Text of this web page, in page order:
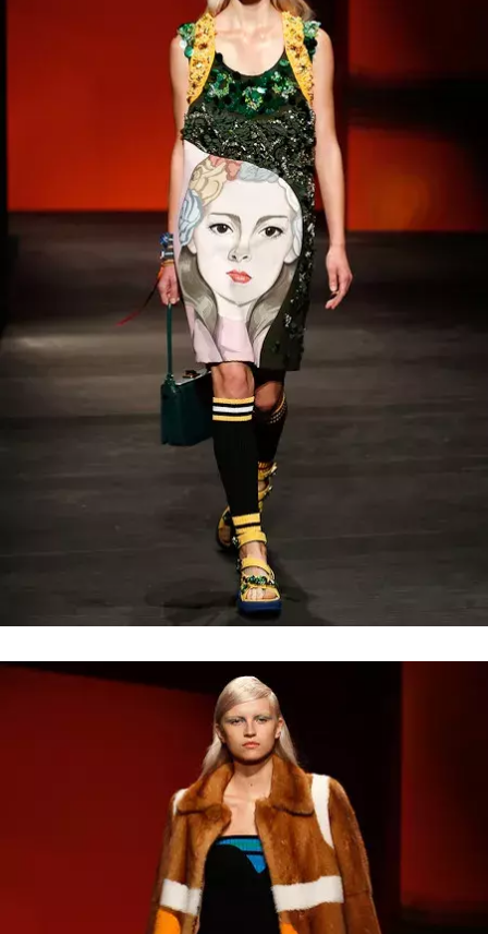
Přihlášením k newsletteru souhlasíte s
podmínkami společnosti BurdaMedia Extra s.r.o.
potvrzujete, že jste se seznámili seZásadami
- BurdaMedia Extra s.r.o. bude s
Vašimi údaji pracovat zejména k organizaci a
vyhodnocení akce a zasílání novinek.
Chcete navíc dostávat i další zajímavé a exkluzivní
informace od našich partnerů? Pokud souhlasíte se
zpracováním údajů k tomuto účelu podle
soukromí BurdaMedia Extra s.r.o., zaškrtněte toto pole.